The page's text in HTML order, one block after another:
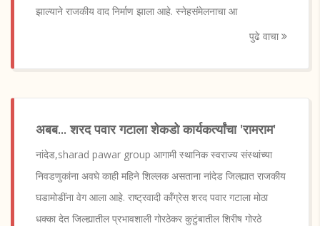
झाल्याने राजकीय वाद निर्माण झाला आहे. स्नेहसंमेलनाचा आ
पुढे वाचा
अबब... शरद पवार गटाला शेकडो कार्यकर्त्यांचा 'रामराम'
नांदेड,sharad pawar group आगामी स्थानिक स्वराज्य संस्थांच्या
निवडणुकांना अवघे काही महिने शिल्लक असताना नांदेड जिल्ह्यात राजकीय
घडामोडींना वेग आला आहे. राष्ट्रवादी काँग्रेस शरद पवार गटाला मोठा
धक्का देत जिल्ह्यातील प्रभावशाली गोरठेकर कुटुंबातील शिरीष गोरठे